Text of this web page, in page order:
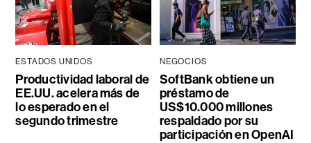
ESTADOS UNIDOS
Productividad laboral de
EE.UU. acelera más de
lo esperado en el
segundo trimestre
NEGOCIOS
SoftBank obtiene un
préstamo de
US$10.000 millones
respaldado por su
participación en OpenAI